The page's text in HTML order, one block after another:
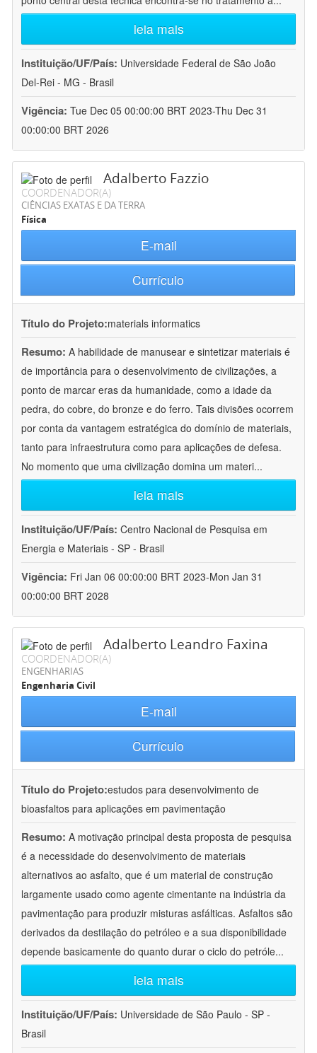
leia mais
Instituição/UF/País: Universidade Federal de São João
Del-Rei - MG - Brasil
Vigência: Tue Dec 05 00:00:00 BRT 2023-Thu Dec 31
00:00:00 BRT 2026
Adalberto Fazzio
COORDENADOR(A)
CIÊNCIAS EXATAS E DA TERRA
Física
E-mail
Currículo
Título do Projeto:materials informatics
Resumo: A habilidade de manusear e sintetizar materiais é
de importância para o desenvolvimento de civilizações, a
ponto de marcar eras da humanidade, como a idade da
pedra, do cobre, do bronze e do ferro. Tais divisões ocorrem
por conta da vantagem estratégica do domínio de materiais,
tanto para infraestrutura como para aplicações de defesa.
No momento que uma civilização domina um materi...
leia mais
Instituição/UF/País: Centro Nacional de Pesquisa em
Energia e Materiais - SP - Brasil
Vigência: Fri Jan 06 00:00:00 BRT 2023-Mon Jan 31
00:00:00 BRT 2028
Adalberto Leandro Faxina
COORDENADOR(A)
ENGENHARIAS
Engenharia Civil
E-mail
Currículo
Título do Projeto:estudos para desenvolvimento de
bioasfaltos para aplicações em pavimentação
Resumo: A motivação principal desta proposta de pesquisa
é a necessidade do desenvolvimento de materiais
alternativos ao asfalto, que é um material de construção
largamente usado como agente cimentante na indústria da
pavimentação para produzir misturas asfálticas. Asfaltos são
derivados da destilação do petróleo e a sua disponibilidade
depende basicamente do quanto durar o ciclo do petróle...
leia mais
Instituição/UF/País: Universidade de São Paulo - SP -
Brasil